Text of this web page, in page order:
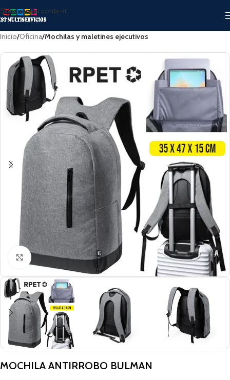
Skip to main content
Inicio Oficina Mochilas y maletines ejecutivos
Click to enlarge
MOCHILA ANTIRROBO BULMAN